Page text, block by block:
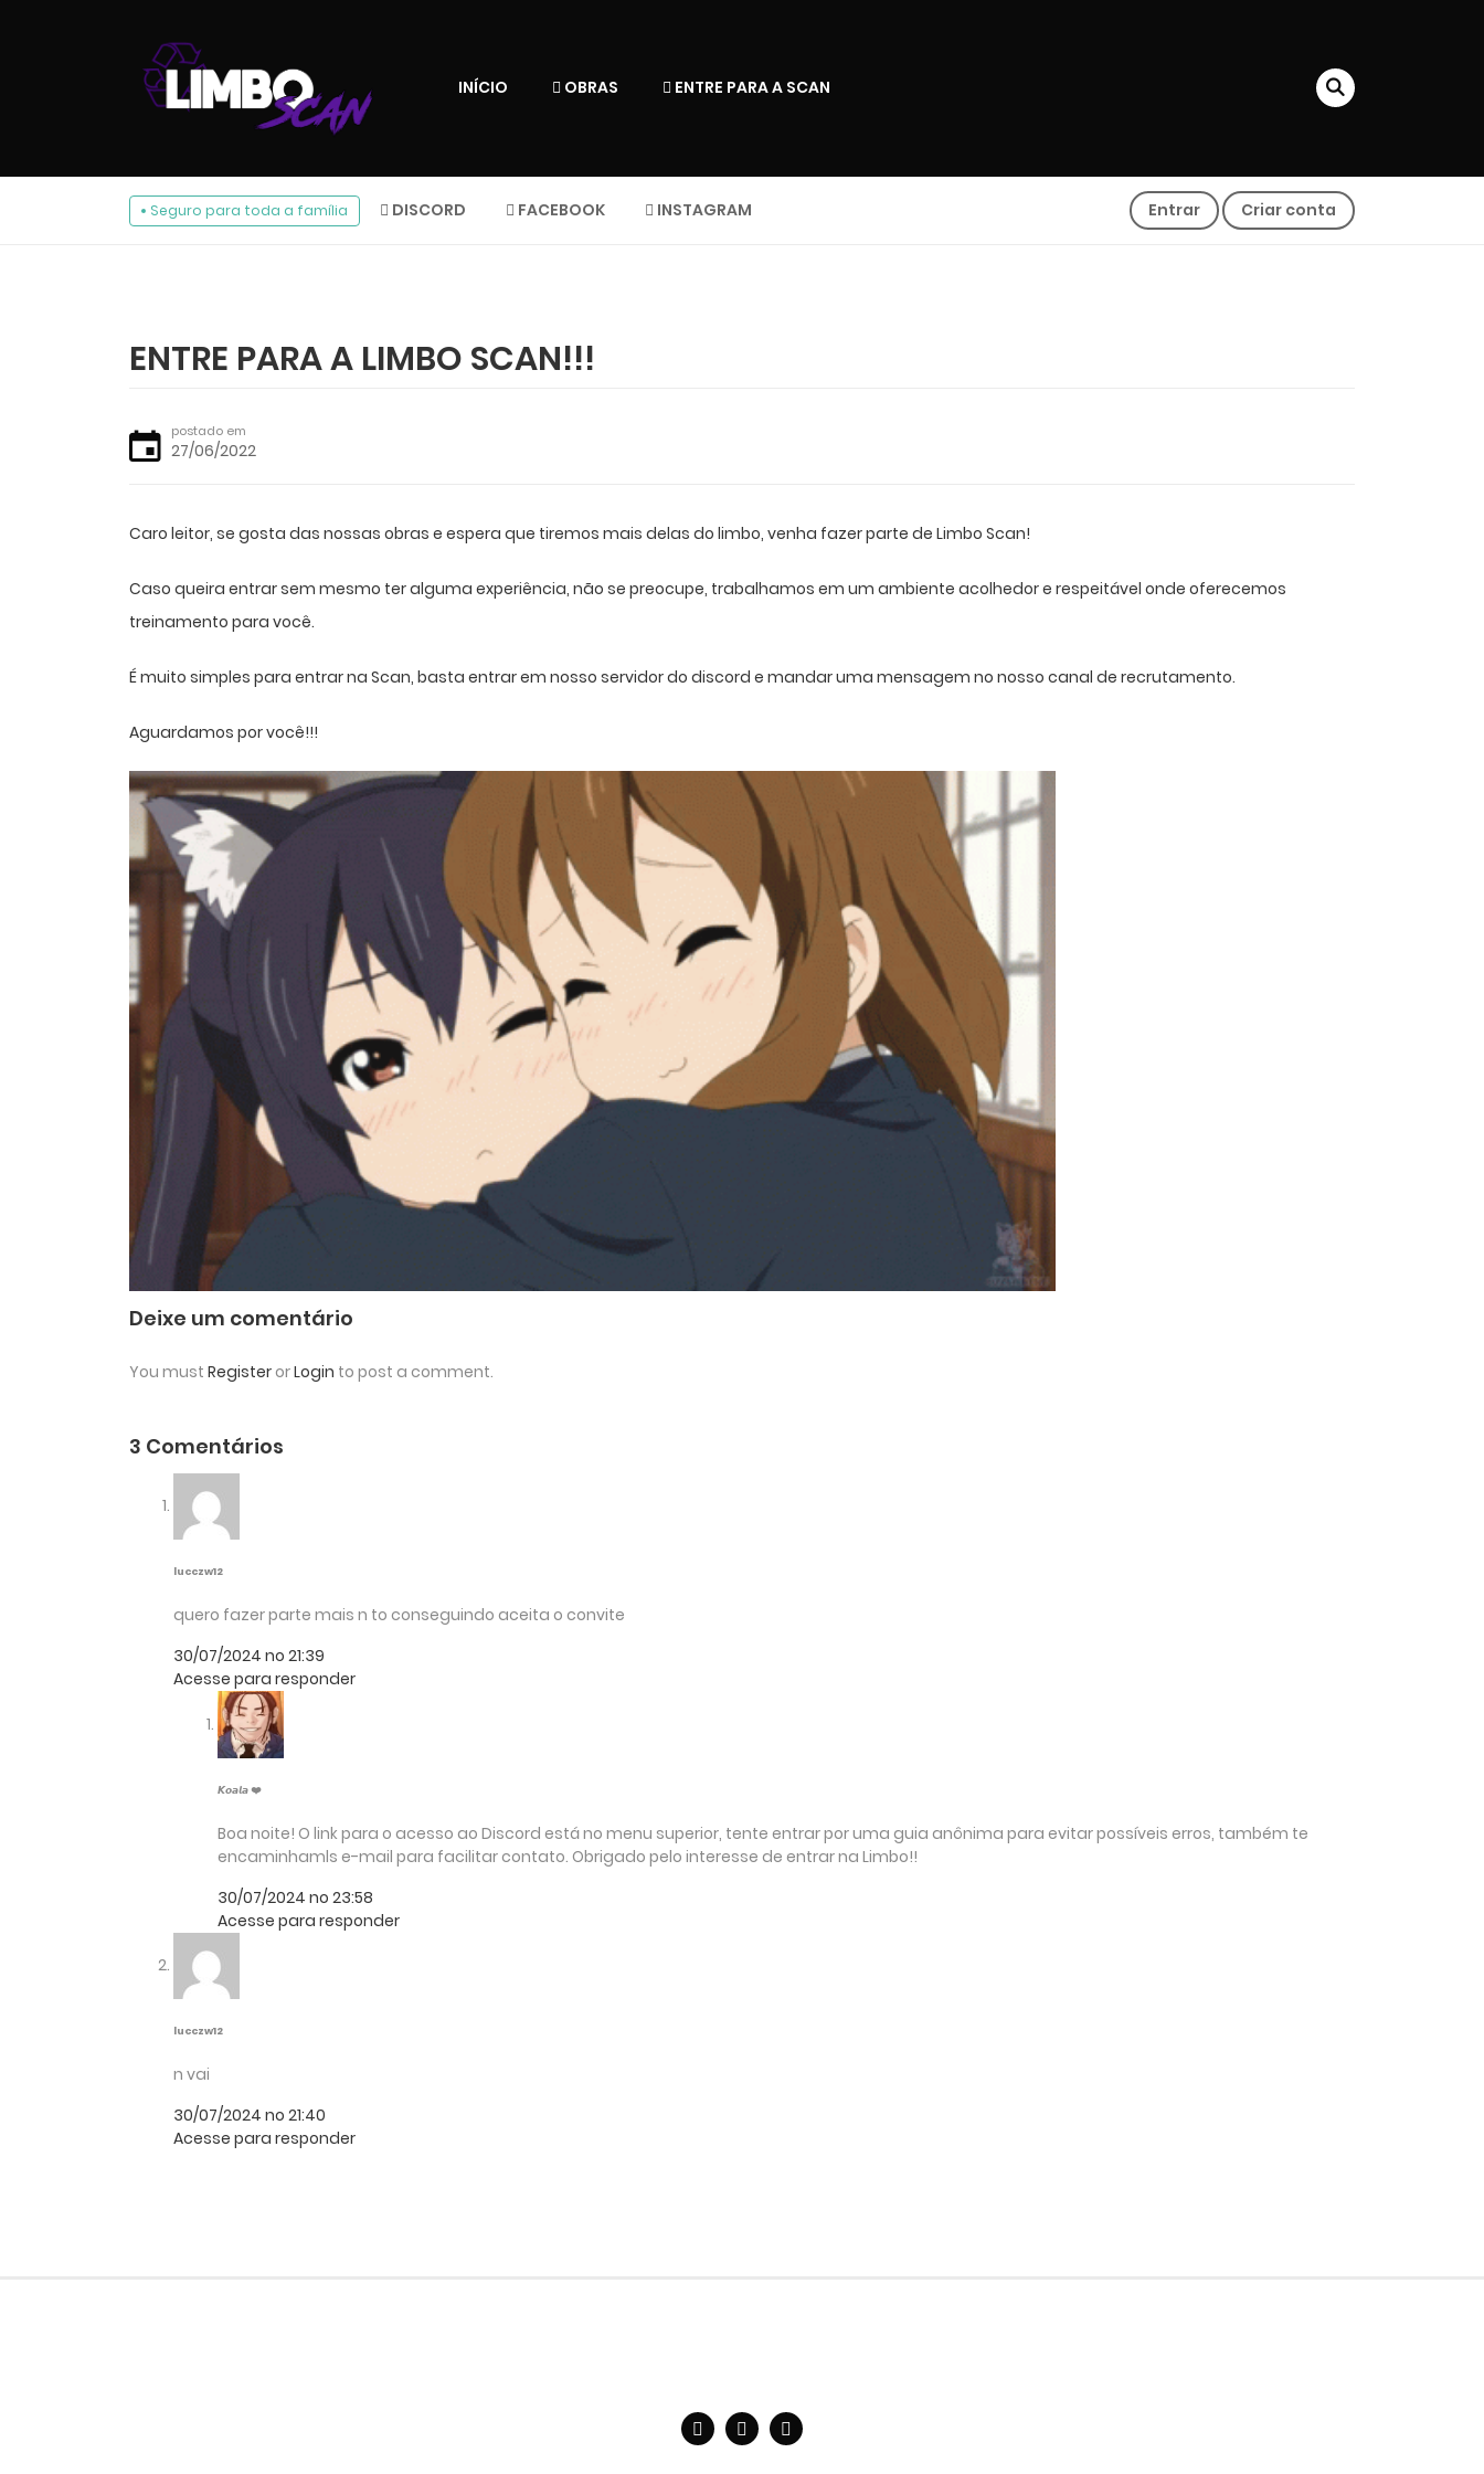
INÍCIO OBRAS ENTRE PARA A SCAN
Seguro para toda a família DISCORD FACEBOOK INSTAGRAM Entrar Criar conta
ENTRE PARA A LIMBO SCAN!!!
postado em
27/06/2022
Caro leitor, se gosta das nossas obras e espera que tiremos mais delas do limbo, venha fazer parte de Limbo Scan!
Caso queira entrar sem mesmo ter alguma experiência, não se preocupe, trabalhamos em um ambiente acolhedor e respeitável onde oferecemos
treinamento para você.
É muito simples para entrar na Scan, basta entrar em nosso servidor do discord e mandar uma mensagem no nosso canal de recrutamento.
Aguardamos por você!!!
Deixe um comentário
You must Register orLogin to post a comment.
3 Comentários
lucczw12
quero fazer parte mais n to conseguindo aceita o convite
30/07/2024 no 21:39
Acesse para responder
𝙆𝙤𝙖𝙡𝙖 ❤️
Boa noite! O link para o acesso ao Discord está no menu superior, tente entrar por uma guia anônima para evitar possíveis erros, também te
encaminhamls e-mail para facilitar contato. Obrigado pelo interesse de entrar na Limbo!!
30/07/2024 no 23:58
Acesse para responder
lucczw12
n vai
30/07/2024 no 21:40
Acesse para responder